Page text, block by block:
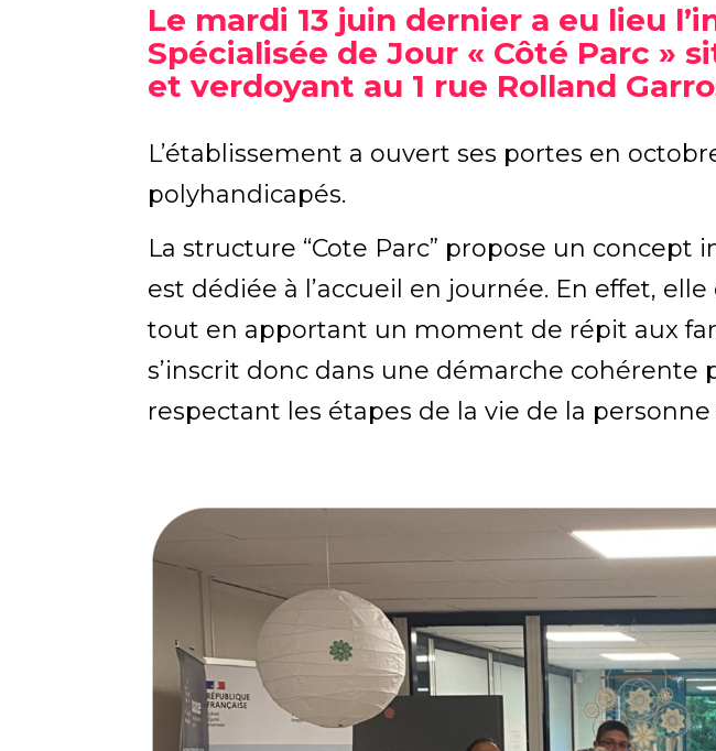
Le mardi 13 juin dernier a eu lieu
Spécialisée de Jour « Côté Parc »
et verdoyant au 1 rue Rolland
L’établissement a ouvert ses portes en
polyhandicapés.
La structure “Cote Parc” propose un
est dédiée à l’accueil en journée. En effet,
tout en apportant un moment de répit aux
s’inscrit donc dans une démarche
respectant les étapes de la vie de la